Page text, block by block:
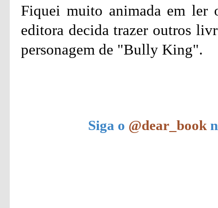
Fiquei muito animada em ler
editora decida trazer outros
personagem de "Bully King".
Siga o @dear_book